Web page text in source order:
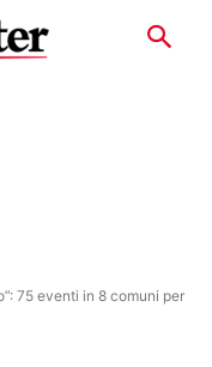
75 eventi in 8 comuni per